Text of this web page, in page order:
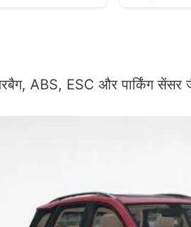
ABS, ESC और पार्किंग सेंसर